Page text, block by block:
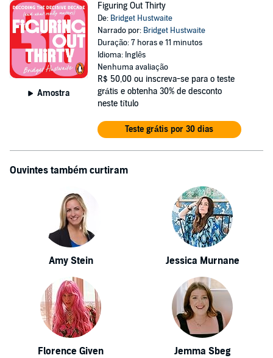
Amostra
Figuring Out Thirty
De: Bridget Hustwaite
Narrado por: Bridget Hustwaite
Duração: 7 horas e 11 minutos
Idioma: Inglês
Nenhuma avaliação
R$ 50,00 ou inscreva-se para o teste
grátis e obtenha 30% de desconto
neste título
Teste grátis por 30 dias
Ouvintes também curtiram
Amy Stein Jessica Murnane
Florence Given Jemma Sbeg